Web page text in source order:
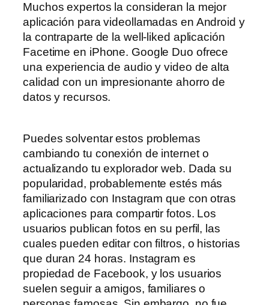
Muchos expertos la consideran la mejor
aplicación para videollamadas en Android y
la contraparte de la well-liked aplicación
Facetime en iPhone. Google Duo ofrece
una experiencia de audio y video de alta
calidad con un impresionante ahorro de
datos y recursos.
Puedes solventar estos problemas
cambiando tu conexión de internet o
actualizando tu explorador web. Dada su
popularidad, probablemente estés más
familiarizado con Instagram que con otras
aplicaciones para compartir fotos. Los
usuarios publican fotos en su perfil, las
cuales pueden editar con filtros, o historias
que duran 24 horas. Instagram es
propiedad de Facebook, y los usuarios
suelen seguir a amigos, familiares o